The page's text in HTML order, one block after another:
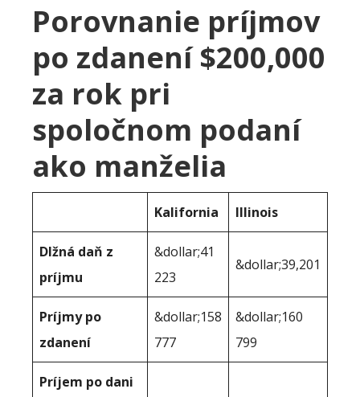
Porovnanie príjmov
po zdanení $200,000
za rok pri
spoločnom podaní
ako manželia
Kalifornia Illinois
Dlžná daň z
príjmu
&dollar;41
223
&dollar;39,201
Príjmy po
zdanení
&dollar;158
777
&dollar;160
799
Príjem po dani